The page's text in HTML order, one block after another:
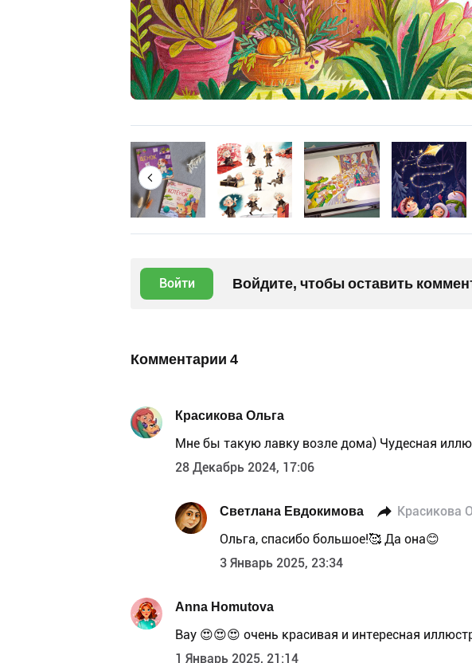
Войти Войдите, чтобы оставить
Комментарии 4
Красикова Ольга
Мне бы такую лавку возле дома) Чудесная
28 Декабрь 2024, 17:06
Светлана Евдокимова Красикова
Ольга, спасибо большое!🥰 Да она😊
3 Январь 2025, 23:34
Anna Homutova
Вау 😍😍😍 очень красивая и интересная
1 Январь 2025, 21:14